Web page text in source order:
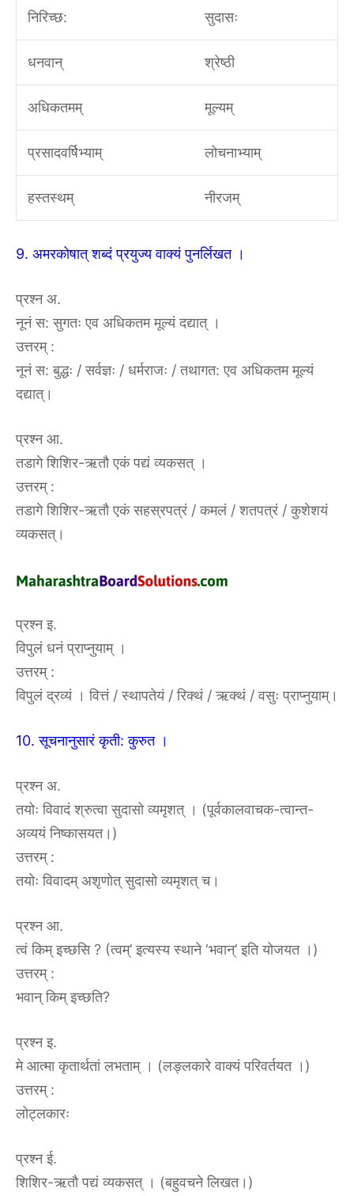
निरिच्छ: सुदासः
धनवान् श्रेष्ठी
अधिकतमम् मूल्यम्
प्रसादवर्षिभ्याम् लोचनाभ्याम्
हस्तस्थम् नीरजम्
9. अमरकोषात् शब्दं प्रयुज्य वाक्यं पुनर्लिखत ।
प्रश्न अ.
नूनं स: सुगतः एव अधिकतम मूल्यं दद्यात् ।
उत्तरम्‌ :‌
नूनं स: बुद्धः / सर्वज्ञः / धर्मराजः / तथागत: एव अधिकतम मूल्यं
दद्यात्।
प्रश्न आ.
तडागे शिशिर-ऋतौ एकं पद्यं व्यकसत् ।
उत्तरम्‌ :‌
तडागे शिशिर-ऋतौ एकं सहस्रपत्रं / कमलं / शतपत्रं / कुशेशयं
व्यकसत्।
प्रश्न इ.
विपुलं धनं प्राप्नुयाम् ।
उत्तरम्‌ :‌
विपुलं द्रव्यं । वित्तं / स्थापतेयं / रिक्थं / ऋक्थं / वसुः प्राप्नुयाम्।
10. सूचनानुसारं कृती: कुरुत ।
प्रश्न अ.
तयोः विवादं श्रुत्वा सुदासो व्यमृशत् । (पूर्वकालवाचक-त्वान्त-
अव्ययं निष्कासयत।)
उत्तरम्‌ :‌
तयोः विवादम् अशृणोत् सुदासो व्यमृशत् च।
प्रश्न आ.
त्वं किम् इच्छसि ? (त्वम्’ इत्यस्य स्थाने ‘भवान्’ इति योजयत ।)
उत्तरम्‌ :‌
भवान् किम् इच्छति?
प्रश्न इ.
मे आत्मा कृतार्थतां लभताम् । (लङ्लकारे वाक्यं परिवर्तयत ।)
उत्तरम्‌ :‌
लोट्लकारः
प्रश्न ई.
शिशिर-ऋतौ पद्यं व्यकसत् । (बहुवचने लिखत।)